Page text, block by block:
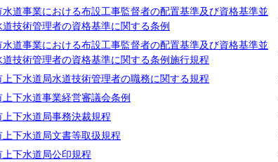
水道事業における布設工事監督者の配置基準及び資格基準並
道技術管理者の資格基準に関する条例
水道事業における布設工事監督者の配置基準及び資格基準並
道技術管理者の資格基準に関する条例施行規程
上下水道局水道技術管理者の職務に関する規程
上下水道事業経営審議会条例
上下水道局事務決裁規程
上下水道局文書等取扱規程
上下水道局公印規程